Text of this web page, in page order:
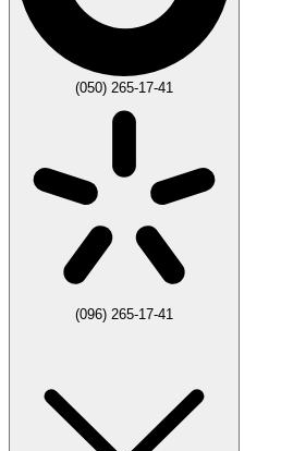
(050) 265-17-41
(096) 265-17-41